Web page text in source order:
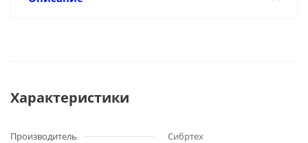
Характеристики
Производитель
Сибртех